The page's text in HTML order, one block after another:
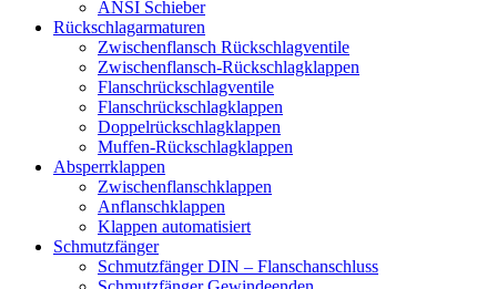
ANSI Schieber
Rückschlag­armaturen
Zwischenflansch Rückschlagventile
Zwischenflansch-Rückschlagklappen
Flanschrückschlagventile
Flanschrückschlagklappen
Doppelrückschlagklappen
Muffen-Rückschlagklappen
Absperrklappen
Zwischenflanschklappen
Anflanschklappen
Klappen automatisiert
Schmutzfänger
Schmutzfänger DIN – Flanschanschluss